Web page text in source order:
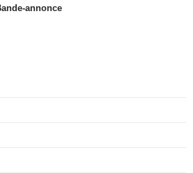
annonce